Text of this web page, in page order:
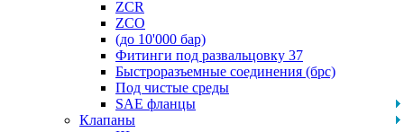
ZCR
ZCO
(до 10'000 бар)
Фитинги под развальцовку 37
Быстроразъемные соединения (брс)
Под чистые среды
SAE фланцы
Клапаны